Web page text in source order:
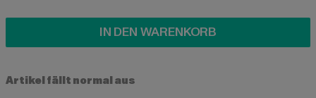
IN DEN WARENKORB
Artikel fällt normal aus